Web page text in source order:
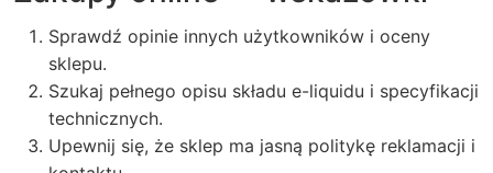
Sprawdź opinie innych użytkowników i oceny
sklepu.
Szukaj pełnego opisu składu e-liquidu i specyfikacji
technicznych.
Upewnij się, że sklep ma jasną politykę reklamacji i